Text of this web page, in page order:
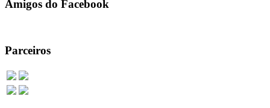
Amigos do Facebook
Parceiros